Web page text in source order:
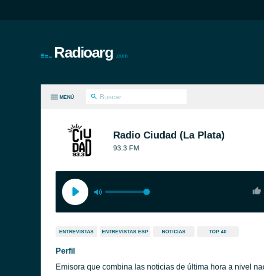
Radioarg .com
MENÚ
Radio Ciudad (La Plata)
93.3 FM
ENTREVISTAS ENTREVISTAS ESP NOTICIAS TOP 40
Perfil
Emisora que combina las noticias de última hora a nivel